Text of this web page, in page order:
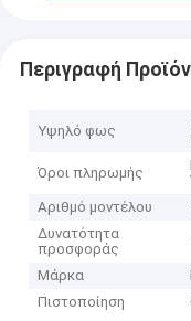
Περιγραφή
Υψηλό φως
Όροι πληρωμής
Αριθμό μοντέλου
Δυνατότητα
προσφοράς
Μάρκα
Πιστοποίηση